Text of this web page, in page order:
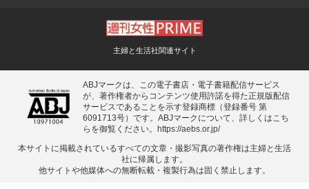
主婦と生活社関連サイト
ABJマークは、この電子書店・電子書籍配信サービス
が、著作権者からコンテンツ使用許諾を得た正規版配信
サービスであることを示す登録商標（登録番号 第
6091713号）です。ABJマークについて、詳しくはこち
らを御覧ください。 https://aebs.or.jp/
本サイトに掲載されているすべての⽂章・撮影写真の著作権は主婦と⽣活
社に帰属します。
他サイトや他媒体への無断転載・複製⾏為は固く禁⽌します。